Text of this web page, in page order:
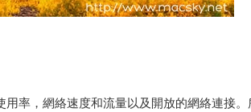
率，網絡速度和流量以及開放的網絡連接